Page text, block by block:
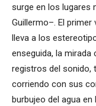
surge en los lugares
Guillermo–. El
lleva a los
enseguida, la mirada
registros del sonido,
corriendo con sus
burbujeo del agua